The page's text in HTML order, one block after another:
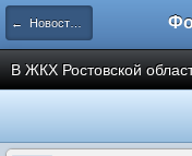
← Новости рынка недвижимости
В ЖКХ Ростовской